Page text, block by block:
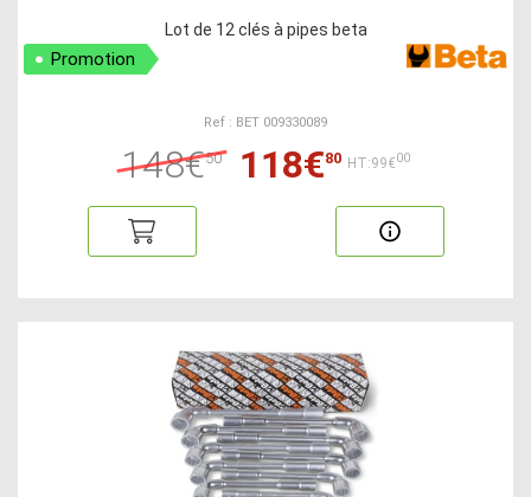
Lot de 12 clés à pipes beta
Promotion
Ref : BET 009330089
148€50 118€80 HT:99€00